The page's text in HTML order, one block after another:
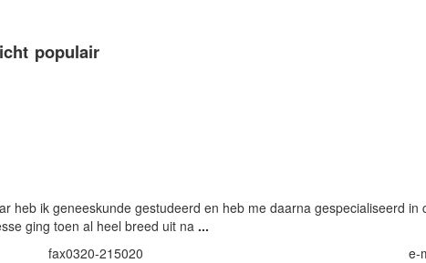
populair
heb ik geneeskunde gestudeerd en heb me daarna gespecialiseerd
ging toen al heel breed uit na ...
fax0320-215020 e-